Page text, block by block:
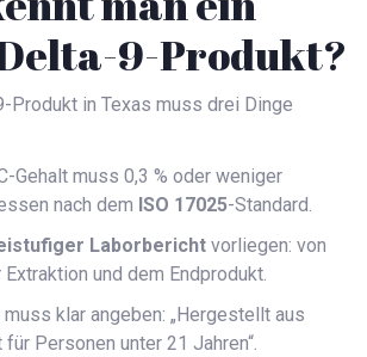
9-Produkt?
Produkt in Texas muss drei Dinge
Gehalt muss 0,3 % oder weniger
nach dem ISO 17025-Standard.
Laborbericht vorliegen: von
und dem Endprodukt.
klar angeben: „Hergestellt aus
für Personen unter 21 Jahren“.